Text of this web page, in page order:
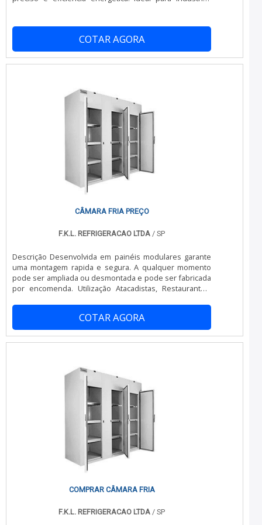
design modular que permite expansões fáceis,
melhorando a logística e a conservação de produtos
críticos.
COTAR AGORA
CÂMARA FRIA PREÇO
F.K.L. REFRIGERACAO LTDA / SP
Descrição Desenvolvida em painéis modulares garante
uma montagem rapida e segura. A qualquer momento
pode ser ampliada ou desmontada e pode ser fabricada
por encomenda. Utilização Atacadistas, Restaurantes,
Indústrias, Laboratorios, Supermercados, entre outros.
Executamos quaisquer projetos Aplicação Conservação
de produtos congelados e resfriados. Especificação
Técnica Detalhes Construtivos Sistema de encaixe por
possíveis infiltrações de calor. Isolamento térmico em
espuma rígida de Poliuretano Injetado (Ecológico) com
densidade de 38 a 43 kg/m³. Adesivo aplicado na face
interna da chapa, garante perfeita aderência do
Poliuretano e efeito de barreira de vapor. Revestimento
do painel em chapa de aço pré-pintado, protegido por
filme de PVC. Painel de canto inteiriço, garantindo
melhor acabamento e possíveis infiltrações de calor.
Iluminação interna blindada contra umidade. (LED) Porta
Frigorífica Fechadura externa: Acionada por chave e
Permite destravar a porta pelo lado interno
COTAR AGORA
COMPRAR CÂMARA FRIA
F.K.L. REFRIGERACAO LTDA / SP